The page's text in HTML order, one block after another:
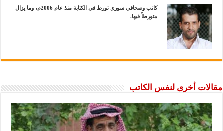
كاتب وصحافي سوري تورط في الكتابة منذ عام 2006م، وما يزال
متورطاً فيها.
مقالات أخرى لنفس الكاتب